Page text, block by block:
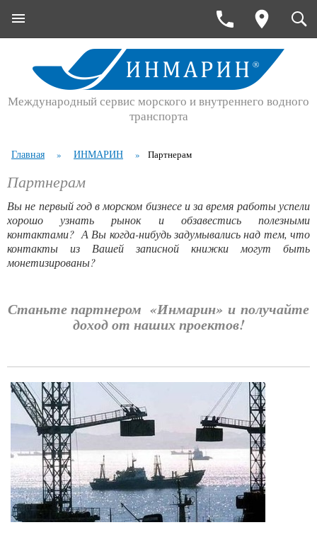
Международный сервис морского и внутреннего водного
транспорта
Главная » ИНМАРИН » Партнерам
Партнерам
Вы не первый год в морском бизнесе и за время работы успели
хорошо узнать рынок и обзавестись полезными
контактами? А Вы когда-нибудь задумывались над тем, что
контакты из Вашей записной книжки могут быть
монетизированы?
Станьте партнером «Инмарин» и получайте
доход от наших проектов!